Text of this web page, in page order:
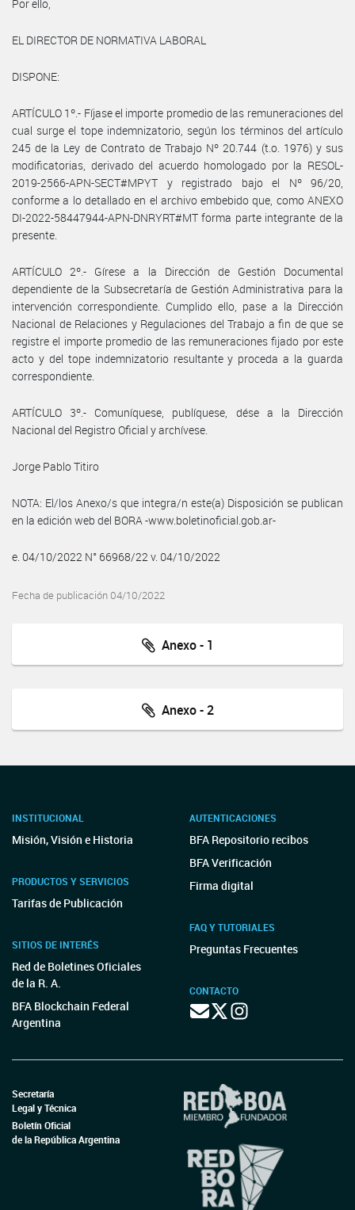
Por ello,
EL DIRECTOR DE NORMATIVA LABORAL
DISPONE:
ARTÍCULO 1º.- Fíjase el importe promedio de las remuneraciones del
cual surge el tope indemnizatorio, según los términos del artículo
245 de la Ley de Contrato de Trabajo Nº 20.744 (t.o. 1976) y sus
modificatorias, derivado del acuerdo homologado por la RESOL-
2019-2566-APN-SECT#MPYT y registrado bajo el Nº 96/20,
conforme a lo detallado en el archivo embebido que, como ANEXO
DI-2022-58447944-APN-DNRYRT#MT forma parte integrante de la
presente.
ARTÍCULO 2º.- Gírese a la Dirección de Gestión Documental
dependiente de la Subsecretaría de Gestión Administrativa para la
intervención correspondiente. Cumplido ello, pase a la Dirección
Nacional de Relaciones y Regulaciones del Trabajo a fin de que se
registre el importe promedio de las remuneraciones fijado por este
acto y del tope indemnizatorio resultante y proceda a la guarda
correspondiente.
ARTÍCULO 3º.- Comuníquese, publíquese, dése a la Dirección
Nacional del Registro Oficial y archívese.
Jorge Pablo Titiro
NOTA: El/los Anexo/s que integra/n este(a) Disposición se publican
en la edición web del BORA -www.boletinoficial.gob.ar-
e. 04/10/2022 N° 66968/22 v. 04/10/2022
Fecha de publicación 04/10/2022
Anexo - 1
Anexo - 2
INSTITUCIONAL
Misión, Visión e Historia
PRODUCTOS Y SERVICIOS
Tarifas de Publicación
SITIOS DE INTERÉS
Red de Boletines Oficiales
de la R. A.
BFA Blockchain Federal
Argentina
AUTENTICACIONES
BFA Repositorio recibos
BFA Verificación
Firma digital
FAQ Y TUTORIALES
Preguntas Frecuentes
CONTACTO
Secretaría
Legal y Técnica
Boletín Oficial
de la República Argentina